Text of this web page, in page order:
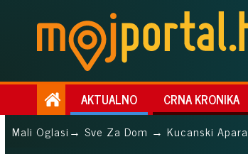
AKTUALNO CRNA KRONIKA
Mali Oglasi→ Sve Za Dom → Kucanski